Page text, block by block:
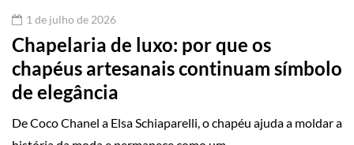
1 de julho de 2026
Chapelaria de luxo: por que os
chapéus artesanais continuam símbolo
de elegância
De Coco Chanel a Elsa Schiaparelli, o chapéu ajuda a moldar a